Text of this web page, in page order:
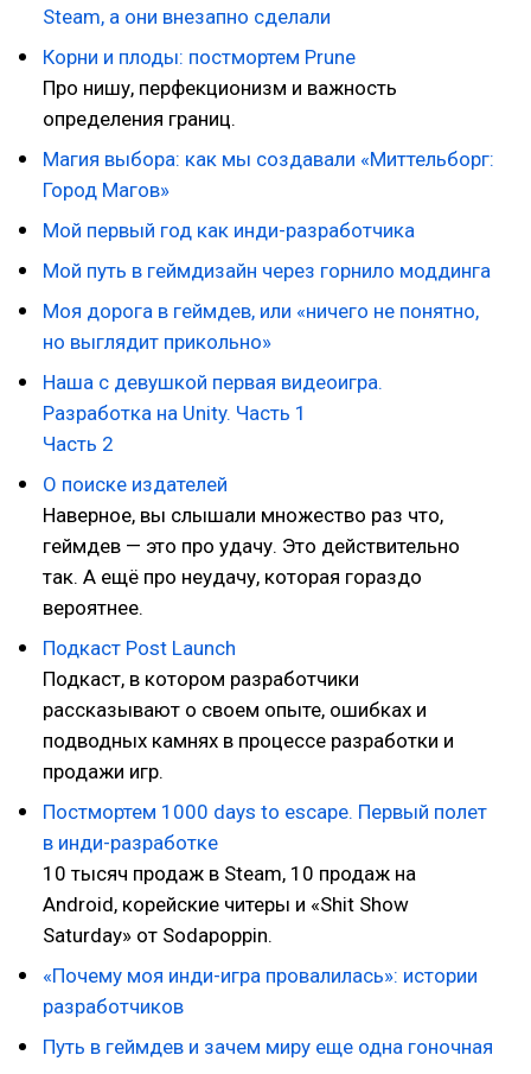
Steam, а они внезапно сделали
Корни и плоды: постмортем Prune
Про нишу, перфекционизм и важность
определения границ.
Магия выбора: как мы создавали «Миттельборг:
Город Магов»
Мой первый год как инди-разработчика
Мой путь в геймдизайн через горнило моддинга
Моя дорога в геймдев, или «ничего не понятно,
но выглядит прикольно»
Наша с девушкой первая видеоигра.
Разработка на Unity. Часть 1
Часть 2
О поиске издателей
Наверное, вы слышали множество раз что,
геймдев — это про удачу. Это действительно
так. А ещё про неудачу, которая гораздо
вероятнее.
Подкаст Post Launch
Подкаст, в котором разработчики
рассказывают о своем опыте, ошибках и
подводных камнях в процессе разработки и
продажи игр.
Постмортем 1000 days to escape. Первый полет
в инди-разработке
10 тысяч продаж в Steam, 10 продаж на
Android, корейские читеры и «Shit Show
Saturday» от Sodapoppin.
«Почему моя инди-игра провалилась»: истории
разработчиков
Путь в геймдев и зачем миру еще одна гоночная